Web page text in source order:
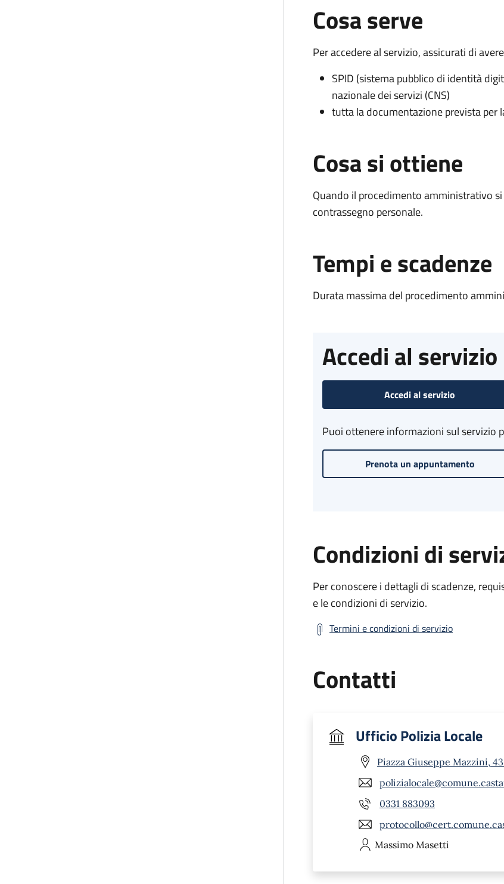
Cosa serve
Per accedere al servizio, assicurati di
SPID (sistema pubblico di identità
nazionale dei servizi (CNS)
tutta la documentazione prevista per
Cosa si ottiene
Quando il procedimento amministrativo
contrassegno personale.
Tempi e scadenze
Durata massima del procedimento
Accedi al servizio
Accedi al servizio
Puoi ottenere informazioni sul servizio
Prenota un appuntamento
Condizioni di
Per conoscere i dettagli di scadenze,
e le condizioni di servizio.
Termini e condizioni di servizio
Contatti
Ufficio Polizia Locale
Piazza Giuseppe Mazzini,
0331 883093
Massimo Masetti